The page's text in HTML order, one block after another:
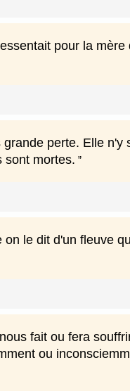
pour la mère
perte. Elle n'y
sont mortes.
le dit d'un fleuve
fait ou fera
ou